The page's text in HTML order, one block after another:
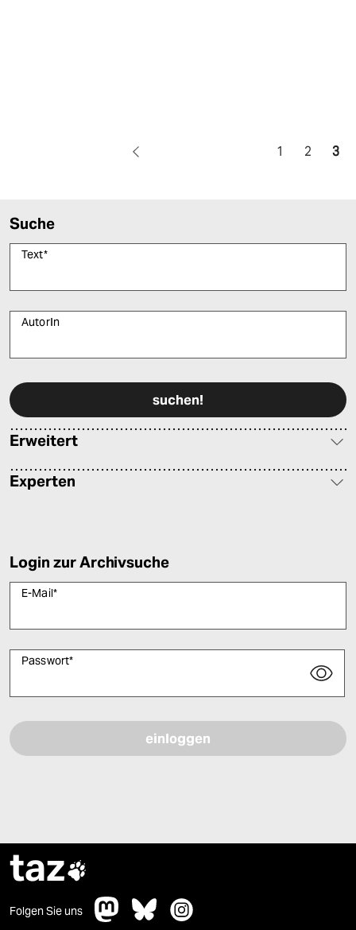
1 2 3
Suche
Text*
AutorIn
Erweitert
Experten
Login zur Archivsuche
E-Mail*
Passwort*
taz
Folgen Sie uns